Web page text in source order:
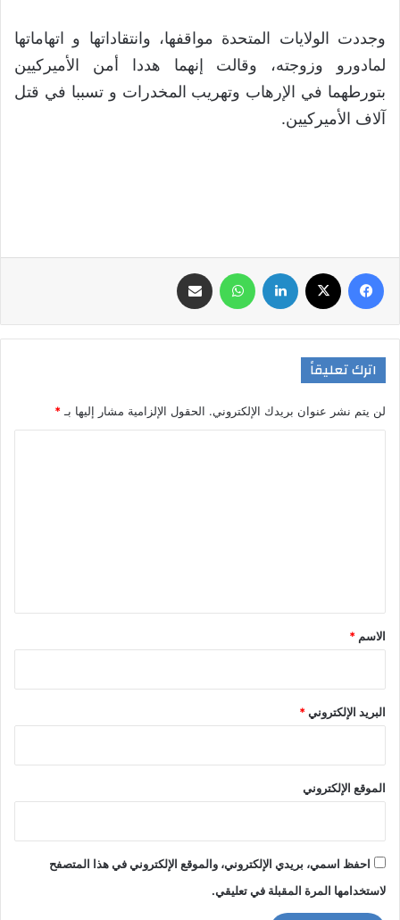
وجددت الولايات المتحدة مواقفها، وانتقاداتها و اتهاماتها
لمادورو وزوجته، وقالت إنهما هددا أمن الأميركيين
بتورطهما في الإرهاب وتهريب المخدرات و تسببا في قتل
آلاف الأميركيين.
اترك تعليقاً
لن يتم نشر عنوان بريدك الإلكتروني. الحقول الإلزامية مشار إليها بـ*
*
الاسم *
البريد الإلكتروني*
الموقع الإلكتروني
احفظ اسمي، بريدي الإلكتروني، والموقع الإلكتروني في هذا المتصفح
لاستخدامها المرة المقبلة في تعليقي.